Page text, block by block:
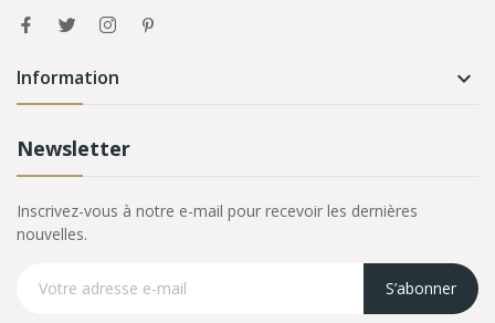
Information 
Newsletter
Inscrivez-vous à notre e-mail pour recevoir les dernières
nouvelles.
S’abonner